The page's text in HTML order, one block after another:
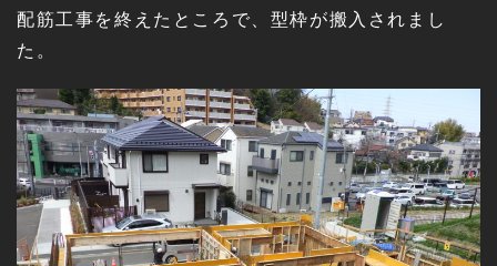
配筋工事を終えたところで、型枠が搬入されまし
た。